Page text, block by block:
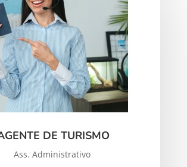
DE TURISMO
Ass. Administrativo